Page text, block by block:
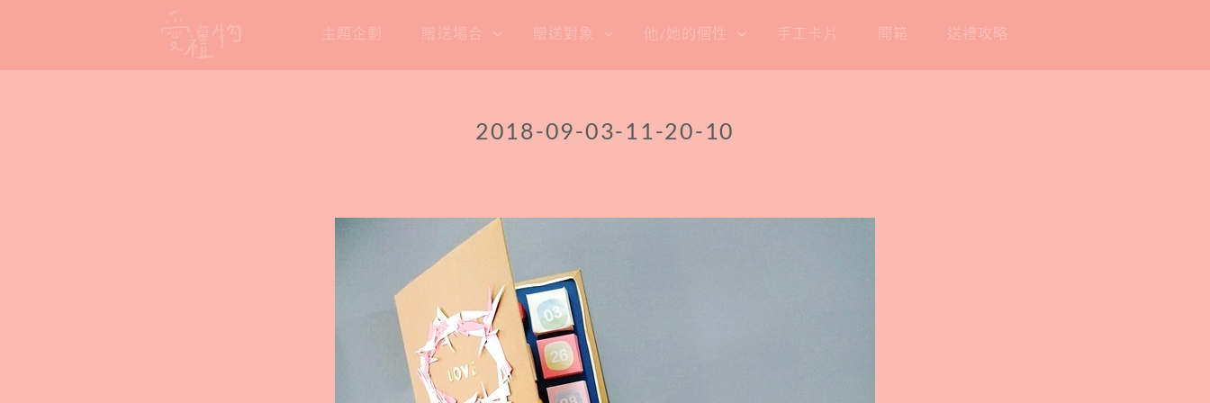
content
主題企劃 贈送場合 贈送對象 他/她的個性 手工卡片 開箱 送禮攻略
2018-09-03-11-20-10